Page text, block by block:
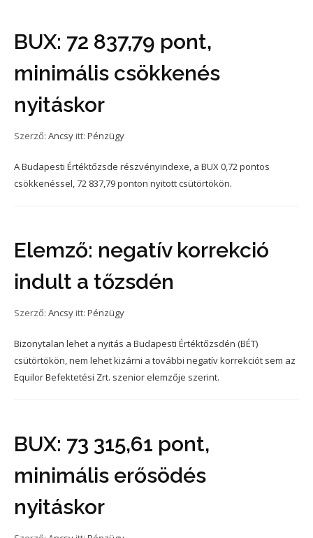
BUX: 72 837,79 pont,
minimális csökkenés
nyitáskor
Szerző: Ancsy itt: Pénzügy
A Budapesti Értéktőzsde részvényindexe, a BUX 0,72 pontos
csökkenéssel, 72 837,79 ponton nyitott csütörtökön.
Elemző: negatív korrekció
indult a tőzsdén
Szerző: Ancsy itt: Pénzügy
Bizonytalan lehet a nyitás a Budapesti Értéktőzsdén (BÉT)
csütörtökön, nem lehet kizárni a további negatív korrekciót sem az
Equilor Befektetési Zrt. szenior elemzője szerint.
BUX: 73 315,61 pont,
minimális erősödés
nyitáskor